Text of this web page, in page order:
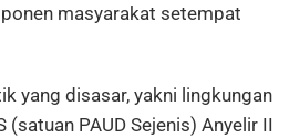
masyarakat setempat
yang disasar, yakni lingkungan
PAUD Sejenis) Anyelir II